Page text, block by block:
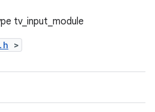
tv_input_module
>